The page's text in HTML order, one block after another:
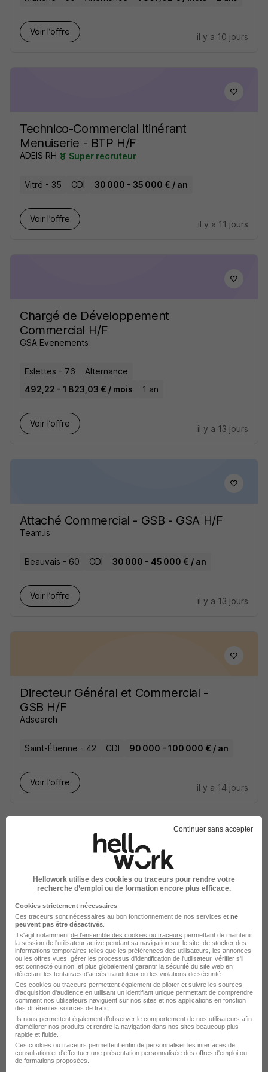
Voir l’offre
il y a 10 jours
Technico-Commercial Itinérant
Menuiserie - BTP H/F
ADEIS RH Super recruteur
Vitré - 35 CDI 30 000 - 35 000 € / an
Voir l’offre
il y a 11 jours
Chargé de Développement
Commercial H/F
GSA Evenements
Eslettes - 76
Alternance
492,22 - 1 823,03 € / mois
1 an
Voir l’offre
il y a 13 jours
Attaché Commercial - GSB - GSA H/F
Team.is
Beauvais - 60 CDI 30 000 - 45 000 € / an
Voir l’offre
il y a 13 jours
Directeur Général et Commercial -
GSB H/F
Adsearch
Saint-Étienne - 42 CDI 90 000 - 100 000 € / an
Voir l’offre
il y a 14 jours
Commercial GSB - Msb - Négoce H/F
Vocation Recrutement
Chartres - 28 CDI 44 000 - 45 000 € / an
Voir l’offre
il y a 14 jours
Commercial GSB - Msb - Négoce H/F
Vocation Recrutement
Continuer sans accepter
Hellowork utilise des cookies ou traceurs pour rendre votre
recherche d’emploi ou de formation encore plus efficace.
Cookies strictement nécessaires
Ces traceurs sont nécessaires au bon fonctionnement de nos services et ne
peuvent pas être désactivés
Il s'agit notamment de l'ensemble des cookies ou traceurs permettant de maintenir
la session de l'utilisateur active pendant sa navigation sur le site, de stocker des
informations temporaires telles que les préférences des utilisateurs, les annonces
ou les offres vues, gérer les processus d'identification de l'utilisateur, vérifier s'il
est connecté ou non, et plus globalement garantir la sécurité du site web en
détectant les tentatives d'accès frauduleux ou les violations de sécurité.
Ces cookies ou traceurs permettent également de piloter et suivre les sources
d'acquisition d'audience en utilisant un identifiant unique permettant de comprendre
comment nos utilisateurs naviguent sur nos sites et nos applications en fonction
des différentes sources de trafic.
Ils nous permettent également d’observer le comportement de nos utilisateurs afin
d'améliorer nos produits et rendre la navigation dans nos sites beaucoup plus
rapide et fluide.
Ces cookies ou traceurs permettent enfin de personnaliser les interfaces de
consultation et d'effectuer une présentation personnalisée des offres d'emploi ou
de formations proposées.